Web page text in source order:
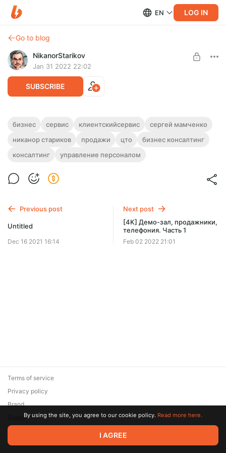
EN LOG IN
Go to blog
NikanorStarikov
Jan 31 2022 22:02
SUBSCRIBE
[4K] ОСНОВЫ КЛИЕНТСКОГО СЕРВИСА
В ЦЕНТРАХ ТЕХНИЧЕСКОГО
ОБСЛУЖИВАНИЯ
ТЕХНИЧЕСКОГО ОБСЛУЖИВАНИЯ.
Академия клиентского сервиса Сергея Мамченко.
Level required:
бизнес сервис клиентскийсервис
сергей мамченко
никанор стариков
продажи цто
бизнес консалтинг
консалтинг
управление персоналом
Previous post
Untitled
Dec 16 2021 16:14
Next post
[4K] Демо-зал, продажники,
телефония. Часть 1
Feb 02 2022 21:01
© 2026 Zaya Solutions Limited. All rights reserved. All trademarks
are the property of their respective owners.
Terms of service
Privacy policy
Brand
SupportBy using the site, you agree to our cookie policy. Read more here.
I AGREE